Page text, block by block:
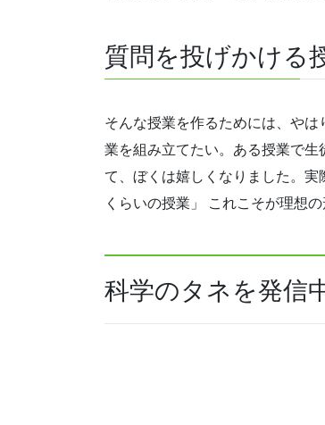
質問を投げかける
そんな授業を作るためには、や
業を組み立てたい。ある授業で生
て、ぼくは嬉しくなりました。 実
くらいの授業」 これこそが理想
科学のタネを発信